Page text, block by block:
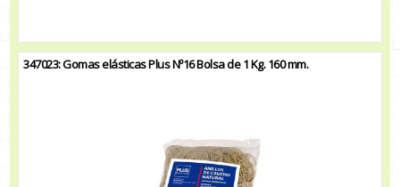
347023: Gomas elásticas Plus Nº16 Bolsa de 1 Kg. 160 mm.